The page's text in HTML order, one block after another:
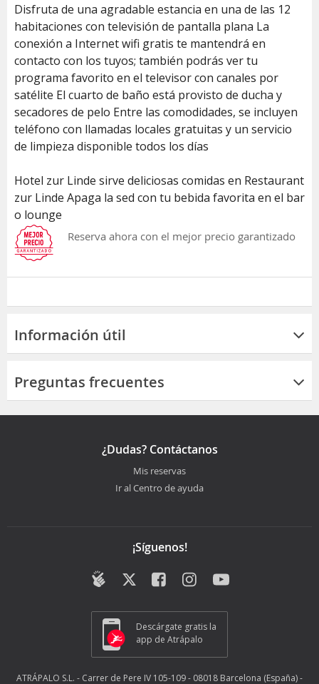
Disfruta de una agradable estancia en una de las 12
habitaciones con televisión de pantalla plana La
conexión a Internet wifi gratis te mantendrá en
contacto con los tuyos; también podrás ver tu
programa favorito en el televisor con canales por
satélite El cuarto de baño está provisto de ducha y
secadores de pelo Entre las comodidades, se incluyen
teléfono con llamadas locales gratuitas y un servicio
de limpieza disponible todos los días
Hotel zur Linde sirve deliciosas comidas en Restaurant
zur Linde Apaga la sed con tu bebida favorita en el bar
o lounge
Reserva ahora con el mejor precio garantizado
Información útil
Preguntas frecuentes
¿Dudas? Contáctanos
Mis reservas
Ir al Centro de ayuda
¡Síguenos!
Descárgate gratis la
app de Atrápalo
ATRÁPALO S.L. - Carrer de Pere IV 105-109 - 08018 Barcelona (España) -